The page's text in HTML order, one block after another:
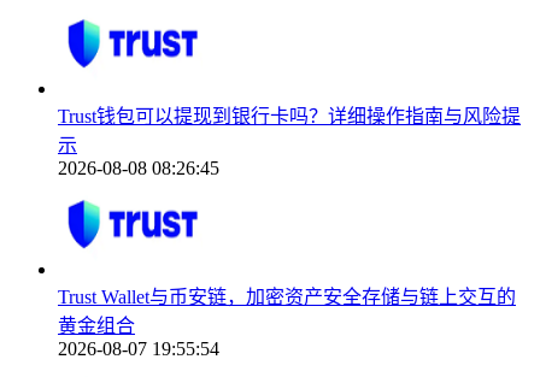
Trust钱包可以提现到银行卡吗？详细操作指南与风险提
示
2026-08-08 08:26:45
Trust Wallet与币安链，加密资产安全存储与链上交互的
黄金组合
2026-08-07 19:55:54